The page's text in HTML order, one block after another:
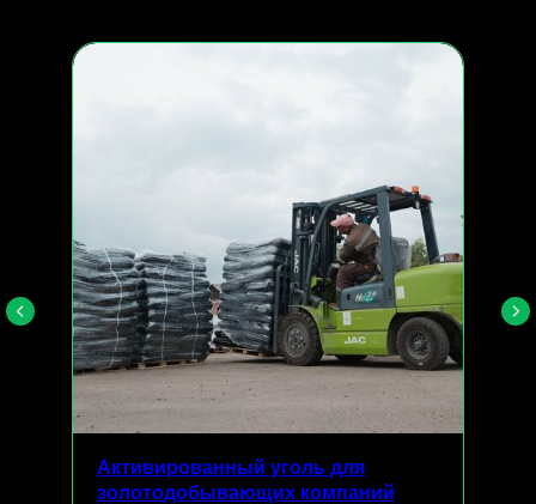
Активированный уголь для
золотодобывающих компаний